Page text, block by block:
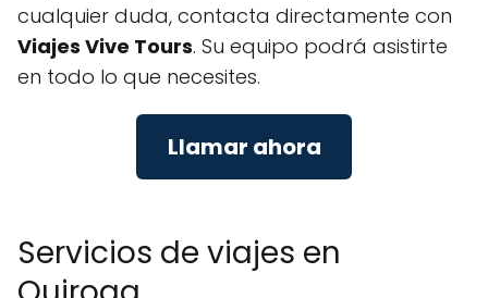
cualquier duda, contacta directamente con
Viajes Vive Tours. Su equipo podrá asistirte
en todo lo que necesites.
Llamar ahora
Servicios de viajes en